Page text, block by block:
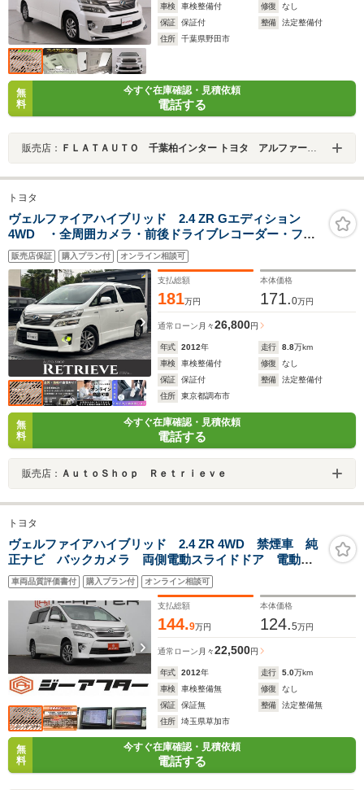
車検
車検整備付 修復
なし
保証
保証付 整備
法定整備付
住所
千葉県野田市
無
料
今すぐ在庫確認・見積依頼
電話する
販売店： ＦＬＡＴＡＵＴＯ 千葉柏インター トヨタ アルファード・ヴェルファイア修復歴なし専門店
トヨタ
ヴェルファイアハイブリッド 2.4 ZR Gエディション
4WD ・全周囲カメラ・前後ドライブレコーダー・フリ
ップダウンモニター・両側電動スライドドア・サンルー
フ・コーナーセンサー・ETC・車高調・レザーシート・
ナビ・TV・Bluetooth・禁煙車・車検整備付
販売店保証 購入プラン付 オンライン相談可
支払総額
181万円
本体価格
171.0万円
通常ローン 月々26,800円
年式 2012年 走行 8.8万km
車検
車検整備付 修復
なし
保証
保証付 整備
法定整備付
住所
東京都調布市
無
料
今すぐ在庫確認・見積依頼
電話する
販売店： ＡｕｔｏＳｈｏｐ Ｒｅｔｒｉｅｖｅ
トヨタ
ヴェルファイアハイブリッド 2.4 ZR 4WD 禁煙車 純
正ナビ バックカメラ 両側電動スライドドア 電動リ
アゲート パワーシート オットマン フルセグ オー
トクルーズコントロール ETC 純正16インチアルミホ
イール Bluetooth 雹害車
車両品質評価書付 購入プラン付 オンライン相談可
支払総額
144.9万円
本体価格
124.5万円
通常ローン 月々22,500円
年式 2012年 走行 5.0万km
車検
車検整備無 修復
なし
保証
保証無 整備
法定整備無
住所
埼玉県草加市
無
料
今すぐ在庫確認・見積依頼
電話する